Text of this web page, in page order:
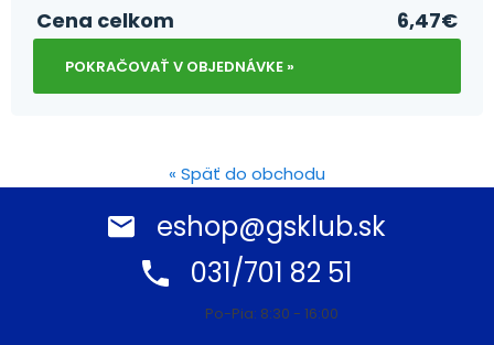
Cena celkom 6,47€
POKRAČOVAŤ V OBJEDNÁVKE »
« Späť do obchodu
eshop@gsklub.sk
031/701 82 51
Po-Pia: 8:30 - 16:00